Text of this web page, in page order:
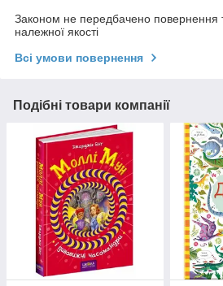
Законом не передбачено повернення
належної якості
Всі умови повернення
Подібні товари компанії